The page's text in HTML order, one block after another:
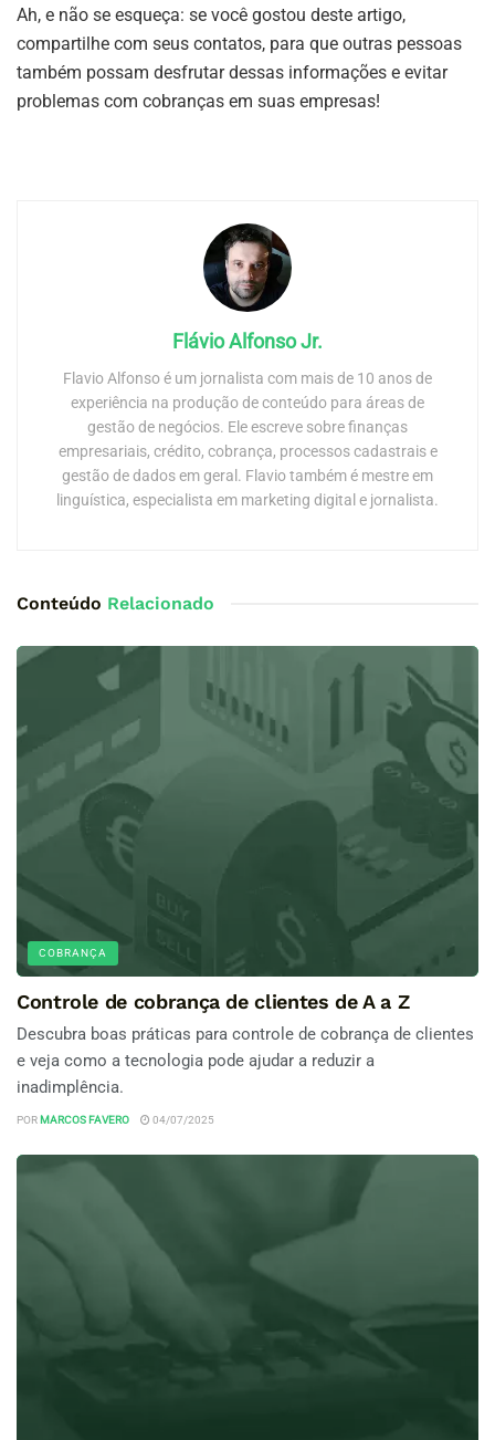
Ah, e não se esqueça: se você gostou deste artigo,
compartilhe com seus contatos, para que outras pessoas
também possam desfrutar dessas informações e evitar
problemas com cobranças em suas empresas!
Flávio Alfonso Jr.
Flavio Alfonso é um jornalista com mais de 10 anos de
experiência na produção de conteúdo para áreas de
gestão de negócios. Ele escreve sobre finanças
empresariais, crédito, cobrança, processos cadastrais e
gestão de dados em geral. Flavio também é mestre em
linguística, especialista em marketing digital e jornalista.
Conteúdo Relacionado
COBRANÇA
Controle de cobrança de clientes de A a Z
Descubra boas práticas para controle de cobrança de clientes
e veja como a tecnologia pode ajudar a reduzir a
inadimplência.
POR MARCOS FAVERO 04/07/2025